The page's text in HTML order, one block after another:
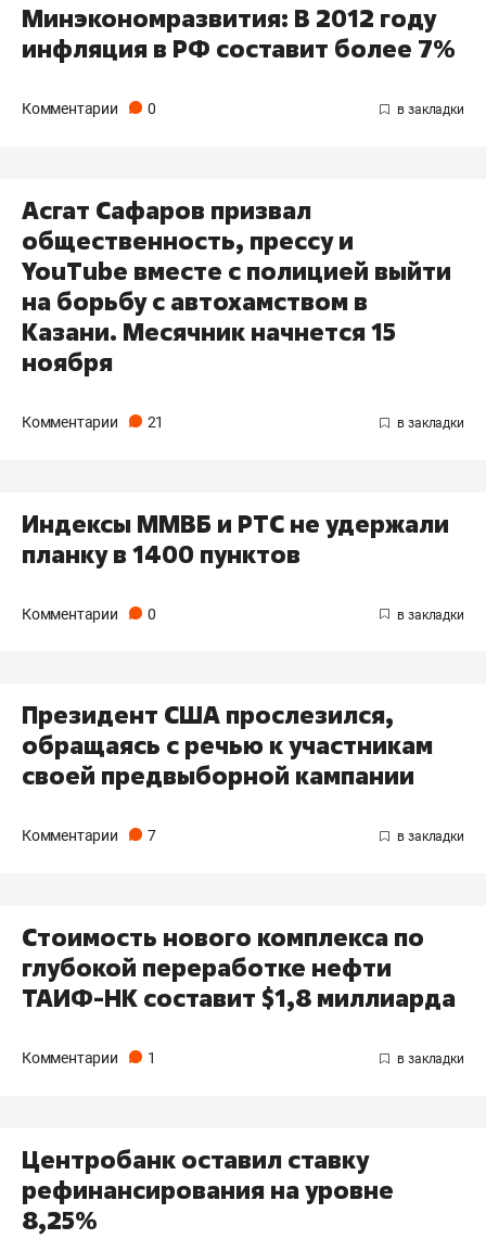
Минэкономразвития: В 2012 году
инфляция в РФ составит более 7%
Комментарии 0
Асгат Сафаров призвал
общественность, прессу и
YouTube вместе с полицией выйти
на борьбу с автохамством в
Казани. Месячник начнется 15
ноября
Комментарии 21
Индексы ММВБ и РТС не удержали
планку в 1400 пунктов
Комментарии 0
Президент США прослезился,
обращаясь с речью к участникам
своей предвыборной кампании
Комментарии 7
Стоимость нового комплекса по
глубокой переработке нефти
ТАИФ-НК составит $1,8 миллиарда
Комментарии 1
Центробанк оставил ставку
рефинансирования на уровне
8,25%